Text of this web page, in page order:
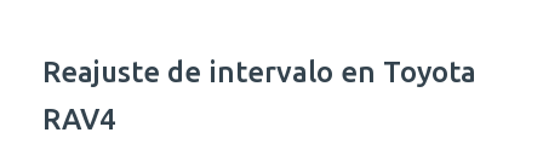
Reajuste de intervalo en Toyota
RAV4